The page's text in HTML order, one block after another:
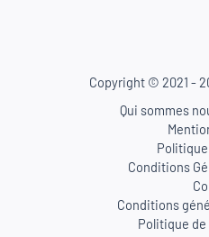
Copyright © 2021 -
Qui sommes
Conditions
Conditions
Politique